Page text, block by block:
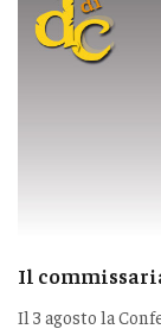
Il
Il 3 agosto la